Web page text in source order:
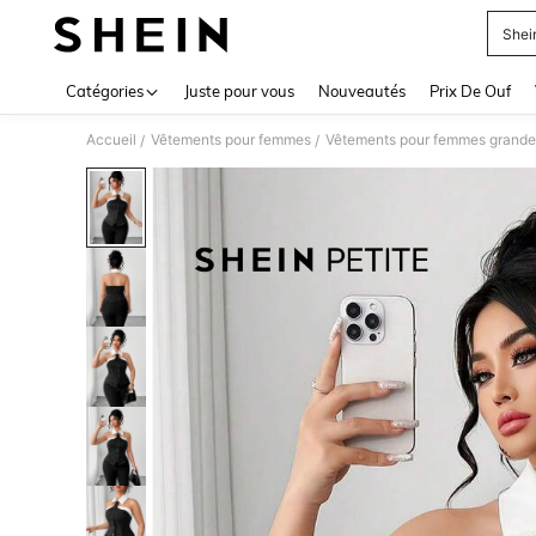
Catégories Juste pour vous Nouveautés Prix De Ouf
Accueil / Vêtements pour femmes / Vêtements pour femmes